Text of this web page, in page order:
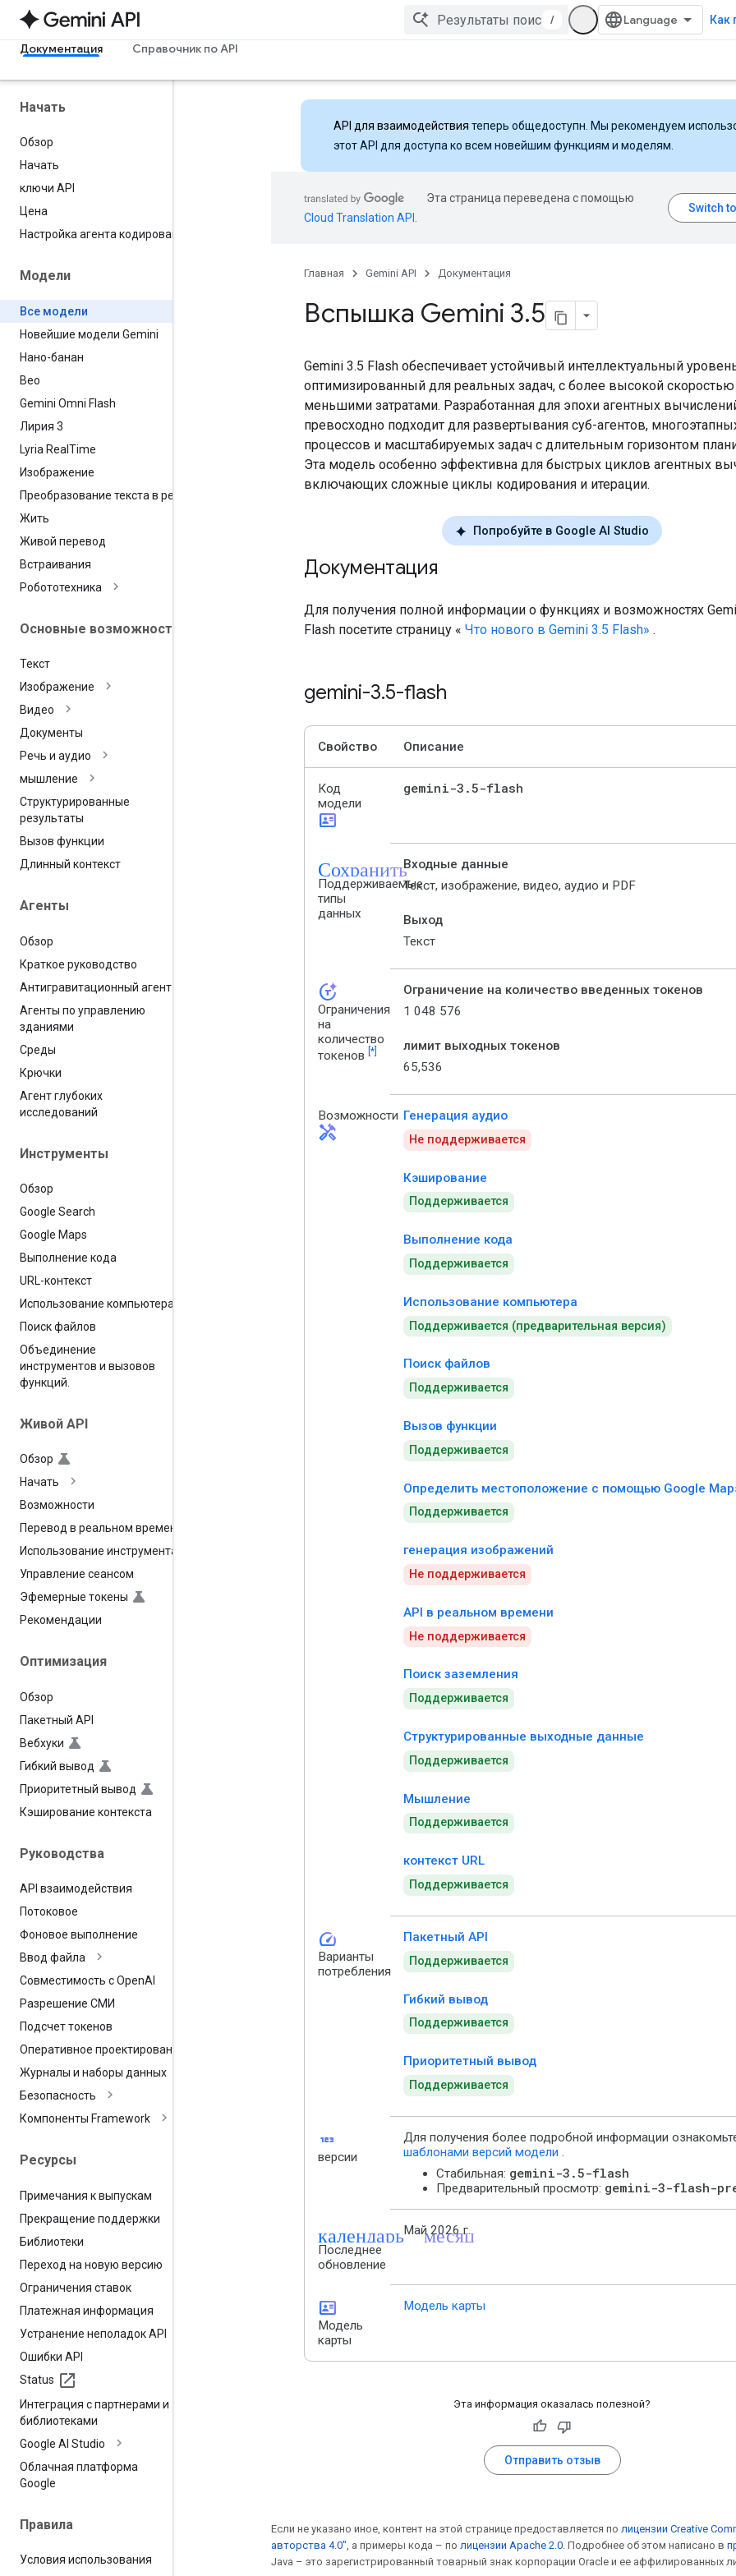
/ Как
Документация Справочник по API
Начать
Обзор
Начать
ключи API
Цена
Настройка агента кодирования
Модели
Все модели
Новейшие модели Gemini
Нано-банан
Вео
Gemini Omni Flash
Лирия 3
Lyria Real Time
Изображение
Преобразование текста в речь
Жить
Живой перевод
Встраивания
Робототехника
Основные возможности
Текст
Изображение
Видео
Документы
Речь и аудио
мышление
Структурированные
результаты
Вызов функции
Длинный контекст
Агенты
Обзор
Краткое руководство
Антигравитационный агент
Агенты по управлению
зданиями
Среды
Крючки
Агент глубоких
исследований
Инструменты
Обзор
Google Search
Google Maps
Выполнение кода
URL-контекст
Использование компьютера
Поиск файлов
Объединение
инструментов и вызовов
функций
Живой API
Обзор
Начать
Возможности
Перевод в реальном времени
Использование инструмента
Управление сеансом
Эфемерные токены
Рекомендации
Оптимизация
Обзор
Пакетный API
Вебхуки
Гибкий вывод
Приоритетный вывод
Кэширование контекста
Руководства
API взаимодействия
Потоковое
Фоновое выполнение
Ввод файла
Совместимость с OpenAI
Разрешение СМИ
Подсчет токенов
Оперативное проектирование
Журналы и наборы данных
Безопасность
Компоненты Framework
Ресурсы
Примечания к выпускам
Прекращение поддержки
Библиотеки
Переход на новую версию
Ограничения ставок
Платежная информация
Устранение неполадок API
Ошибки API
Status
Интеграция с партнерами и
библиотеками
Google AI Studio
Облачная платформа
Google
Правила
Условия использования
API для взаимодействия теперь общедоступн. Мы рекомендуем
этот API для доступа ко всем новейшим функциям и моделям.
Эта страница переведена с помощью
Cloud Translation API
Главная Gemini API Документация
Вспышка Gemini 3.5
Gemini 3.5 Flash обеспечивает устойчивый интеллектуальный
оптимизированный для реальных задач, с более высокой
меньшими затратами. Разработанная для эпохи агентных
превосходно подходит для развертывания суб-агентов,
процессов и масштабируемых задач с длительным горизонтом
Эта модель особенно эффективна для быстрых циклов агентных
включающих сложные циклы кодирования и итерации.
Попробуйте в Google AI Studio
Документация
Для получения полной информации о функциях и возможностях
Flash посетите страницу « Что нового в Gemini 3.5 Flash» .
gemini-3.5-flash
Свойство Описание
Код
модели
id_card
gemini-3 .5-flash
Сохранить
Поддерживаемые
типы
данных
Входные данные
Текст, изображение, видео, аудио и PDF
Выход
Текст
token_auto
Ограничения
на
количество
токенов [*]
Ограничение на количество введенных токенов
1 048 576
лимит выходных токенов
65,536
Возможности
handyman
Генерация аудио
Не поддерживается
Кэширование
Поддерживается
Выполнение кода
Поддерживается
Использование компьютера
Поддерживается (предварительная версия)
Поиск файлов
Поддерживается
Вызов функции
Поддерживается
Определить местоположение с помощью Google
Поддерживается
генерация изображений
Не поддерживается
API в реальном времени
Не поддерживается
Поиск заземления
Поддерживается
Структурированные выходные данные
Поддерживается
Мышление
Поддерживается
контекст URL
Поддерживается
speed
Варианты
потребления
Пакетный API
Поддерживается
Гибкий вывод
Поддерживается
Приоритетный вывод
Поддерживается
123
версии
Для получения более подробной информации
шаблонами версий модели .
Стабильная: gemini-3.5-flash
Предварительный просмотр: gemini-3-flash-
календарь_месяц
Последнее
обновление
Май 2026 г.
id_card
Модель
карты
Модель карты
Эта информация оказалась полезной?
Отправить отзыв
Если не указано иное, контент на этой странице предоставляется по лицензии Creative
авторства 4.0", а примеры кода – по лицензии Apache 2.0. Подробнее об этом написано в
Java – это зарегистрированный товарный знак корпорации Oracle и ее аффилированных